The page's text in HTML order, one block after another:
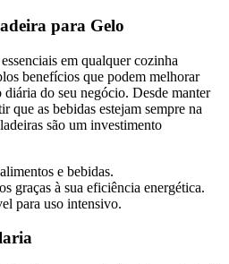
para Gelo
em qualquer cozinha
benefícios que podem melhorar
do seu negócio. Desde manter
que as bebidas estejam sempre na
são um investimento
e bebidas.
graças à sua eficiência energética.
para uso intensivo.